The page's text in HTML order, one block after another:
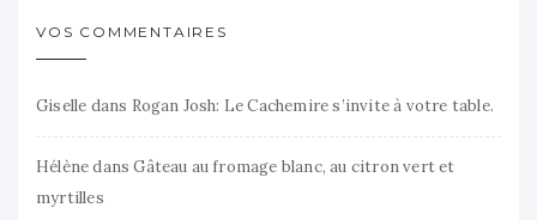
VOS COMMENTAIRES
Giselle dans Rogan Josh: Le Cachemire s’invite à votre table.
HélènedansGâteau au fromage blanc, au citron vert et
myrtilles